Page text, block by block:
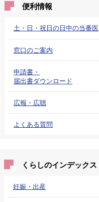
便利情報
土・日・祝日の日中の当番医
窓口のご案内
申請書・
届出書ダウンロード
広報・広聴
よくある質問
くらしのインデックス
妊娠・出産